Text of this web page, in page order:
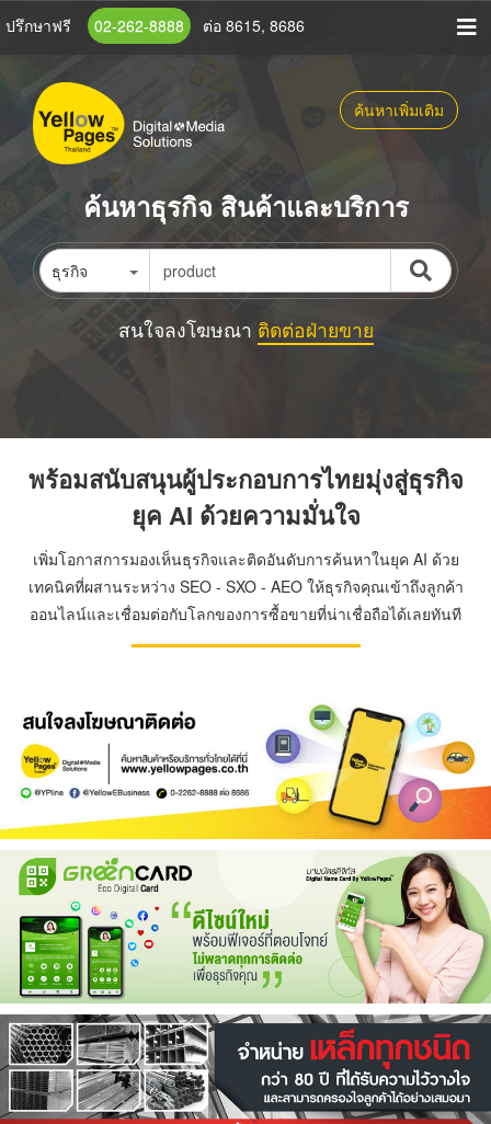
ข้าม
เนื้อหา
ปรึกษาฟรี 02-262-8888 ต่อ 8615, 8686
ค้นหาเพิ่มเติม
ค้นหาธุรกิจ สินค้าและบริการ
ธุรกิจ
สนใจลงโฆษณา ติดต่อฝ่ายขาย
พร้อมสนับสนุนผู้ประกอบการไทยมุ่งสู่ธุรกิจ
ยุค AI ด้วยความมั่นใจ
เพิ่มโอกาสการมองเห็นธุรกิจและติดอันดับการค้นหาในยุค AI ด้วย
เทคนิคที่ผสานระหว่าง SEO - SXO - AEO ให้ธุรกิจคุณเข้าถึงลูกค้า
ออนไลน์และเชื่อมต่อกับโลกของการซื้อขายที่น่าเชื่อถือได้เลยทันที